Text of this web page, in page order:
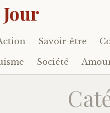
Savoir-être
Société